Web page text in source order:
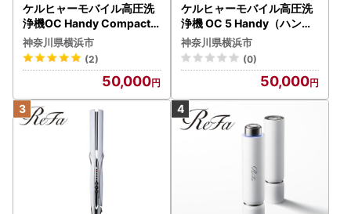
ケルヒャーモバイル高圧洗
浄機OC Handy Compact
（ハンディエア） APV000
7
神奈川県横浜市
(2)
50,000
ケルヒャーモバイル高圧洗
浄機 OC 5 Handy（ハンデ
ィジェット） APV0006
神奈川県横浜市
(0)
50,000